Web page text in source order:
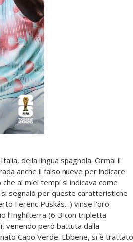
della lingua spagnola. Ormai il
anche il falso nueve per indicare
ai miei tempi si indicava come
segnalò per queste caratteristiche
Ferenc Puskás…) vinse l’oro
l’Inghilterra (6-3 con tripletta
venendo però battuta dalla
Capo Verde. Ebbene, si è trattato